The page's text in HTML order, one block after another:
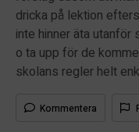
dricka på lektion
inte hinner äta
o ta upp för de
skolans regler helt
Kommentera